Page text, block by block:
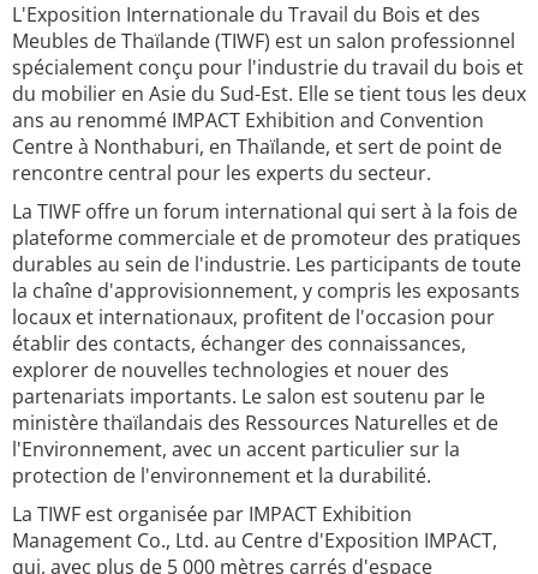
L'Exposition Internationale du Travail du Bois et des
Meubles de Thaïlande (TIWF) est un salon professionnel
spécialement conçu pour l'industrie du travail du bois et
du mobilier en Asie du Sud-Est. Elle se tient tous les deux
ans au renommé IMPACT Exhibition and Convention
Centre à Nonthaburi, en Thaïlande, et sert de point de
rencontre central pour les experts du secteur.
La TIWF offre un forum international qui sert à la fois de
plateforme commerciale et de promoteur des pratiques
durables au sein de l'industrie. Les participants de toute
la chaîne d'approvisionnement, y compris les exposants
locaux et internationaux, profitent de l'occasion pour
établir des contacts, échanger des connaissances,
explorer de nouvelles technologies et nouer des
partenariats importants. Le salon est soutenu par le
ministère thaïlandais des Ressources Naturelles et de
l'Environnement, avec un accent particulier sur la
protection de l'environnement et la durabilité.
La TIWF est organisée par IMPACT Exhibition
Management Co., Ltd. au Centre d'Exposition IMPACT,
qui, avec plus de 5 000 mètres carrés d'espace